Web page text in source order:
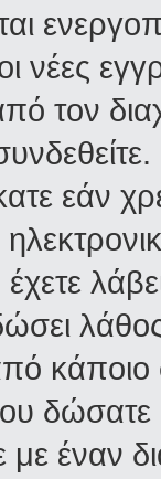
νέες
τον
εάν
έναν